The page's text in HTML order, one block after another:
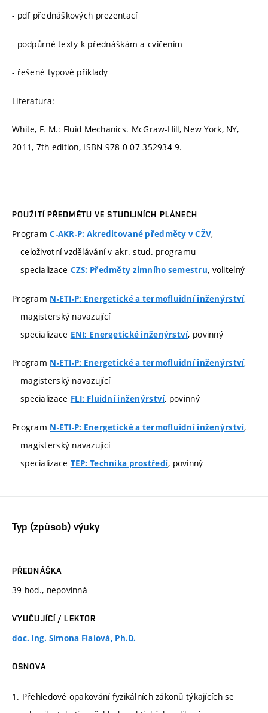
- pdf přednáškových prezentací
- podpůrné texty k přednáškám a cvičením
- řešené typové příklady
Literatura:
White, F. M.: Fluid Mechanics. McGraw-Hill, New York, NY,
2011, 7th edition, ISBN 978-0-07-352934-9.
POUŽITÍ PŘEDMĚTU VE STUDIJNÍCH PLÁNECH
ProgramC-AKR-P: Akreditované předměty v CŽV,
celoživotní vzdělávání v akr. stud. programu
specializace CZS: Předměty zimního semestru, volitelný
Program N-ETI-P: Energetické a termofluidní inženýrství,
magisterský navazující
specializace ENI: Energetické inženýrství, povinný
Program N-ETI-P: Energetické a termofluidní inženýrství,
magisterský navazující
specializace FLI: Fluidní inženýrství, povinný
Program N-ETI-P: Energetické a termofluidní inženýrství,
magisterský navazující
specializace TEP: Technika prostředí, povinný
Typ (způsob) výuky
PŘEDNÁŠKA
39 hod., nepovinná
VYUČUJÍCÍ / LEKTOR
doc. Ing. Simona Fialová, Ph.D.
OSNOVA
1. Přehledové opakování fyzikálních zákonů týkajících se